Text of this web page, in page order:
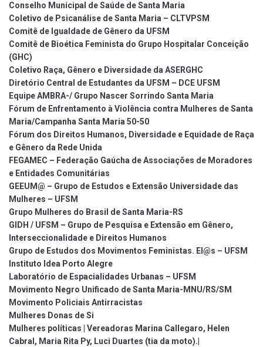
Conselho Municipal de Saúde de Santa Maria
Coletivo de Psicanálise de Santa Maria – CLTVPSM
Comitê de Igualdade de Gênero da UFSM
Comitê de Bioética Feminista do Grupo Hospitalar Conceição
(GHC)
Coletivo Raça, Gênero e Diversidade da ASERGHC
Diretório Central de Estudantes da UFSM – DCE UFSM
Equipe AMBRA-/ Grupo Nascer Sorrindo Santa Maria
Fórum de Enfrentamento à Violência contra Mulheres de Santa
Maria/Campanha Santa Maria 50-50
Fórum dos Direitos Humanos, Diversidade e Equidade de Raça
e Gênero da Rede Unida
FEGAMEC – Federação Gaúcha de Associações de Moradores
e Entidades Comunitárias
GEEUM@ – Grupo de Estudos e Extensão Universidade das
Mulheres – UFSM
Grupo Mulheres do Brasil de Santa Maria-RS
GIDH / UFSM – Grupo de Pesquisa e Extensão em Gênero,
Interseccionalidade e Direitos Humanos
Grupo de Estudos dos Movimentos Feministas. El@s – UFSM
Instituto Idea Porto Alegre
Laboratório de Espacialidades Urbanas – UFSM
Movimento Negro Unificado de Santa Maria-MNU/RS/SM
Movimento Policiais Antirracistas
Mulheres Donas de Si
Mulheres políticas | Vereadoras Marina Callegaro, Helen
Cabral, Maria Rita Py, Luci Duartes (tia da moto).|